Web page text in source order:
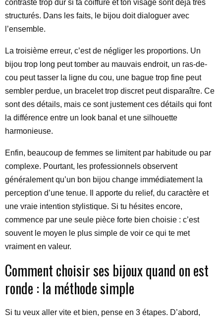
contraste trop dur si ta coiffure et ton visage sont déjà très
structurés. Dans les faits, le bijou doit dialoguer avec
l’ensemble.
La troisième erreur, c’est de négliger les proportions. Un
bijou trop long peut tomber au mauvais endroit, un ras-de-
cou peut tasser la ligne du cou, une bague trop fine peut
sembler perdue, un bracelet trop discret peut disparaître. Ce
sont des détails, mais ce sont justement ces détails qui font
la différence entre un look banal et une silhouette
harmonieuse.
Enfin, beaucoup de femmes se limitent par habitude ou par
complexe. Pourtant, les professionnels observent
généralement qu’un bon bijou change immédiatement la
perception d’une tenue. Il apporte du relief, du caractère et
une vraie intention stylistique. Si tu hésites encore,
commence par une seule pièce forte bien choisie : c’est
souvent le moyen le plus simple de voir ce qui te met
vraiment en valeur.
Comment choisir ses bijoux quand on est
ronde : la méthode simple
Si tu veux aller vite et bien, pense en 3 étapes. D’abord,